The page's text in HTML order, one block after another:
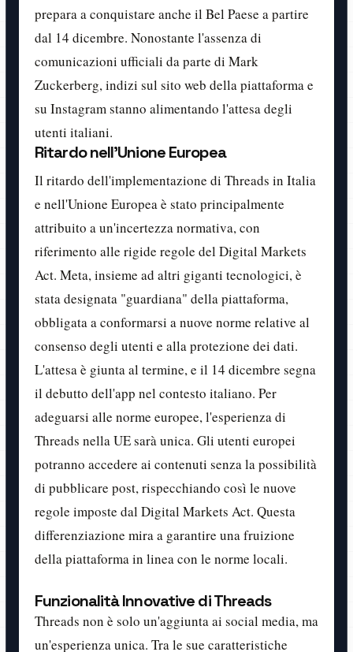
prepara a conquistare anche il Bel Paese a partire
dal 14 dicembre. Nonostante l'assenza di
comunicazioni ufficiali da parte di Mark
Zuckerberg, indizi sul sito web della piattaforma e
su Instagram stanno alimentando l'attesa degli
utenti italiani.
Ritardo nell'Unione Europea
Il ritardo dell'implementazione di Threads in Italia
e nell'Unione Europea è stato principalmente
attribuito a un'incertezza normativa, con
riferimento alle rigide regole del Digital Markets
Act. Meta, insieme ad altri giganti tecnologici, è
stata designata "guardiana" della piattaforma,
obbligata a conformarsi a nuove norme relative al
consenso degli utenti e alla protezione dei dati.
L'attesa è giunta al termine, e il 14 dicembre segna
il debutto dell'app nel contesto italiano. Per
adeguarsi alle norme europee, l'esperienza di
Threads nella UE sarà unica. Gli utenti europei
potranno accedere ai contenuti senza la possibilità
di pubblicare post, rispecchiando così le nuove
regole imposte dal Digital Markets Act. Questa
differenziazione mira a garantire una fruizione
della piattaforma in linea con le norme locali.
Funzionalità Innovative di Threads
Threads non è solo un'aggiunta ai social media, ma
un'esperienza unica. Tra le sue caratteristiche